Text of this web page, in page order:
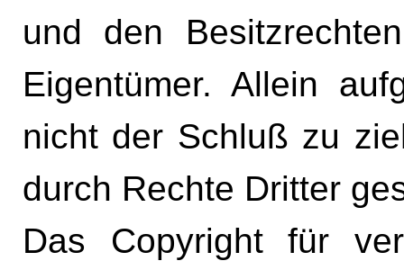
und den
Eigentümer. Allein
nicht der Schluß zu
durch Rechte Dritter
Das Copyright für